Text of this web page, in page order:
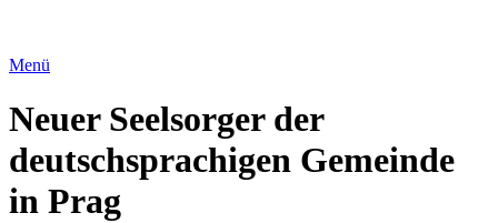
Menü
Neuer Seelsorger der
deutschsprachigen Gemeinde
in Prag